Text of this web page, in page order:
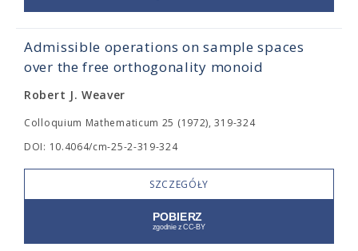
Admissible operations on sample spaces
over the free orthogonality monoid
Robert J. Weaver
Colloquium Mathematicum 25 (1972), 319-324
DOI: 10.4064/cm-25-2-319-324
SZCZEGÓŁY